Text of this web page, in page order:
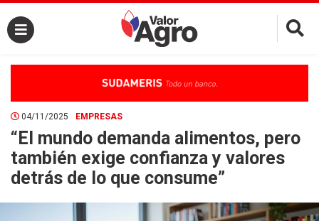
×
04/11/2025 EMPRESAS
“El mundo demanda alimentos, pero
también exige confianza y valores
detrás de lo que consume”